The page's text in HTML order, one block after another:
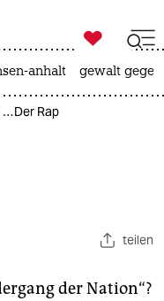

taz zahl ich
anhalt gewalt
Rap
teilen
der Nation“?